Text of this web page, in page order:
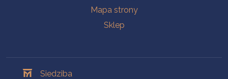
Mapa strony
Sklep
Siedziba